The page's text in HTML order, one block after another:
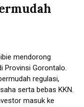
mendorong
Provinsi Gorontalo.
regulasi,
serta bebas KKN.
masuk ke